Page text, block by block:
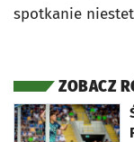
spotkanie
ZOBACZ
otworzy się w nowej